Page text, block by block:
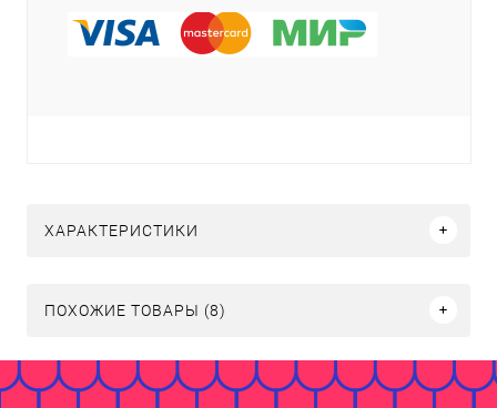
ХАРАКТЕРИСТИКИ
ПОХОЖИЕ ТОВАРЫ (8)